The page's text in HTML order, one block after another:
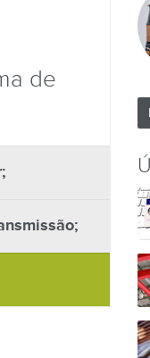
de